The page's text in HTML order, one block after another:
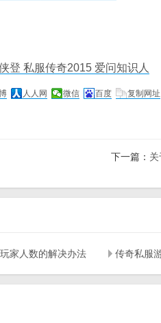
登 私服传奇2015 爱问知识人
人人网 微信 百度 复制网址
下一篇：
家人数的解决办法 传奇私服